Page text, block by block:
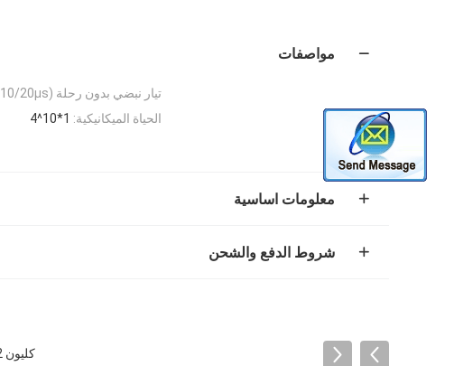
مواصفات
تيار نبضي بدون رحلة (10/20μs):
الحياة الميكانيكية: 1*10^4
معلومات اساسية
شروط الدفع والشحن
كليون XLSCB2 حماية زيادة الحرارة مع 230/400VAC لآلة فحص السيارات